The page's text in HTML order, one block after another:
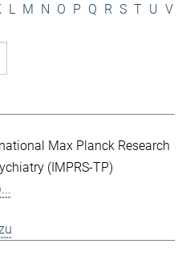
L M N O P Q R S T U V
Max Planck Research
(IMPRS-TP)